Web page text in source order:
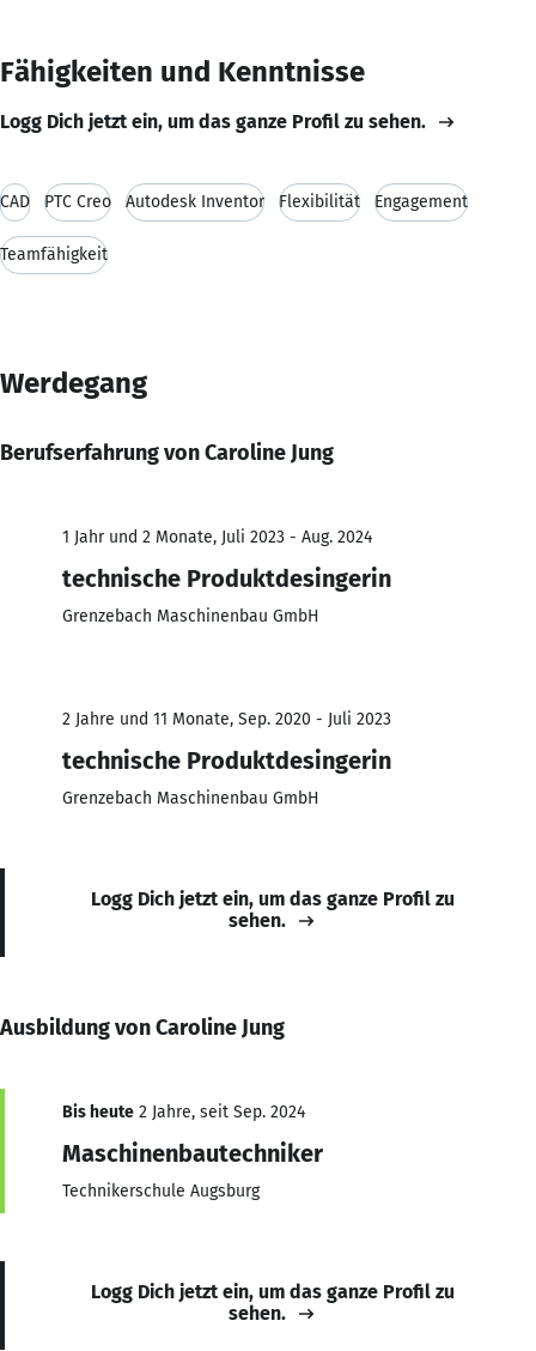
Fähigkeiten und Kenntnisse
Logg Dich jetzt ein, um das ganze Profil zu sehen.
CAD PTC Creo Autodesk Inventor Flexibilität Engagement
Teamfähigkeit
Werdegang
Berufserfahrung von Caroline Jung
1 Jahr und 2 Monate, Juli 2023 - Aug. 2024
technische Produktdesingerin
Grenzebach Maschinenbau GmbH
2 Jahre und 11 Monate, Sep. 2020 - Juli 2023
technische Produktdesingerin
Grenzebach Maschinenbau GmbH
Logg Dich jetzt ein, um das ganze Profil zu
sehen.
Ausbildung von Caroline Jung
Bis heute 2 Jahre, seit Sep. 2024
Maschinenbautechniker
Technikerschule Augsburg
Logg Dich jetzt ein, um das ganze Profil zu
sehen.